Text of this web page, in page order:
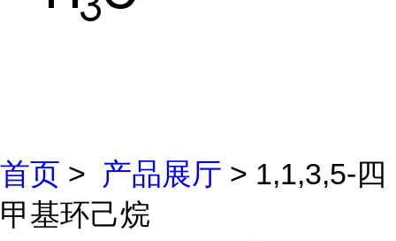
首页 > 产品展厅 > 1,1,3,5-四
甲基环己烷